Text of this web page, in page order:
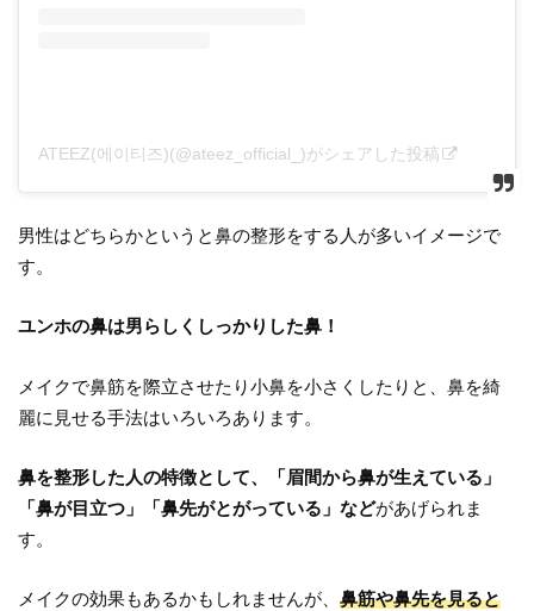
ATEEZ(에이티즈)(@ateez_official_)がシェアした投稿
男性はどちらかというと鼻の整形をする人が多いイメージで
す。
ユンホの鼻は男らしくしっかりした鼻！
メイクで鼻筋を際立させたり小鼻を小さくしたりと、鼻を綺
麗に見せる手法はいろいろあります。
鼻を整形した人の特徴として、「眉間から鼻が生えている」
「鼻が目立つ」「鼻先がとがっている」などがあげられま
す。
メイクの効果もあるかもしれませんが、鼻筋や鼻先を見ると